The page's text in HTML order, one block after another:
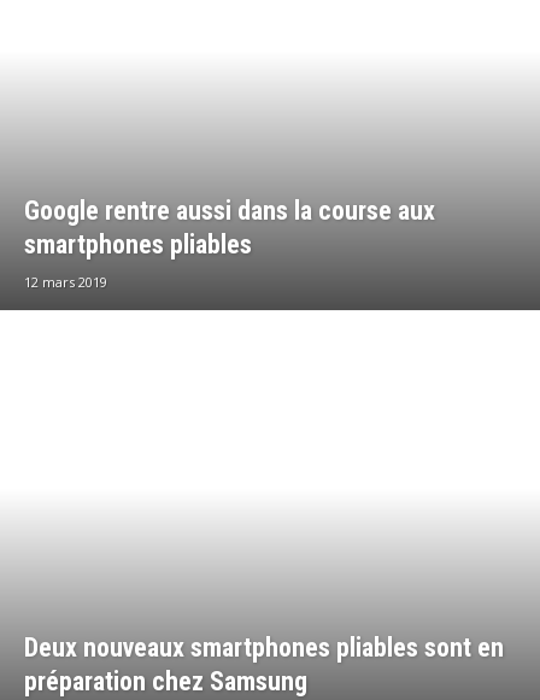
Google rentre aussi dans la course aux
smartphones pliables
12 mars 2019
Deux nouveaux smartphones pliables sont en
préparation chez Samsung